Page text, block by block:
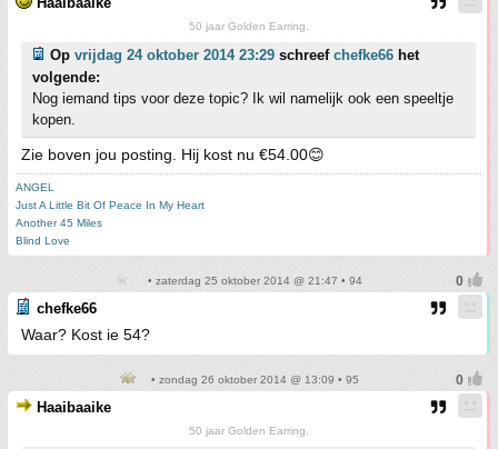
50 jaar Golden Earring.
Op vrijdag 24 oktober 2014 23:29 schreef chefke66 het
volgende:
Nog iemand tips voor deze topic? Ik wil namelijk ook een speeltje
kopen.
Zie boven jou posting. Hij kost nu €54.00😊
ANGEL
Just A Little Bit Of Peace In My Heart
Another 45 Miles
Blind Love
• zaterdag 25 oktober 2014 @ 21:47 • 94
chefke66
Waar? Kost ie 54?
• zondag 26 oktober 2014 @ 13:09 • 95
Haaibaaike
50 jaar Golden Earring.